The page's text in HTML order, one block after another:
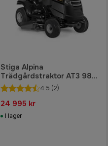
Stiga Alpina
Trädgårdstraktor AT3 98
HA
4.5 (2)
24 995 kr
I lager